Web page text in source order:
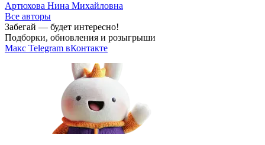
Артюхова Нина Михайловна
Все авторы
Забегай — будет интересно!
Подборки, обновления и розыгрыши
Макс Telegram вКонтакте